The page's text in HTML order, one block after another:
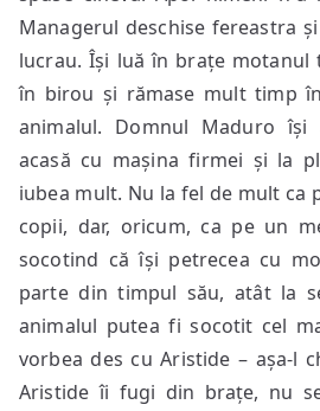
Managerul deschise fereastra
lucrau. Își luă în brațe motanul
în birou și rămase mult timp
animalul. Domnul Maduro își
acasă cu mașina firmei și la
iubea mult. Nu la fel de mult ca
copii, dar, oricum, ca pe un
socotind că își petrecea cu
parte din timpul său, atât la
animalul putea fi socotit cel
vorbea des cu Aristide – așa-l
Aristide îi fugi din brațe, nu